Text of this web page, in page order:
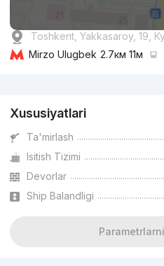
Toshkent, Yakkasaroy, 19,
Mirzo Ulugbek 2.7км 11м
Xususiyatlari
Ta'mirlash
Isitish Tizimi
Devorlar
Ship Balandligi